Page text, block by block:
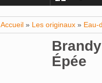
Accueil » Les originaux » Eau-
Épée